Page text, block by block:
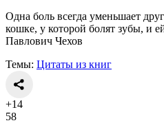
Одна боль всегда уменьшает
кошке, у которой болят зубы, и
Павлович Чехов
Темы: Цитаты из книг
+14
58